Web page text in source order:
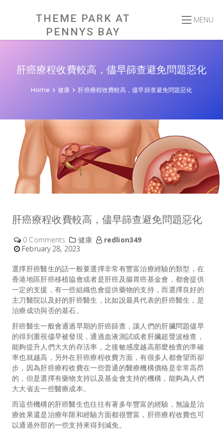
THEME PARK AT
PENNYS BAY
MENU
肝癌療程收費較高，儘早篩查避免問題惡化
Home 健康 肝癌療程收費較高，儘早篩查避免問題惡化
肝癌療程收費較高，儘早篩查避免問題惡化
0 Comments 健康
redlion349
February 28, 2023
選擇肝癌醫生的話一般要選擇非常有豐富治療經驗的類型，在
香港地區肝癌移植協會或者是肝癌及腸胃癌基金會，都會提供
一定的支援，有一些組織也會提供藥物的支持，而選擇良好的
主刀醫院以及好的肝癌醫生，比如說最具代表的肝癌醫生，是
治療成功與否的基石。
肝癌醫生一般會通過早期的肝癌篩查，讓人們的肝臟問題儘早
的得到重視儘早被發現，通過血液測試或者肝臟超聲波檢查，
能夠提升人們大大的存活率，之後敏感度越高那麼檢查的準確
率也就越高，另外在肝癌療程收費方面，有很多人都會望而卻
步，因為肝癌療程收費在一些普通的醫療機構價格是非常高昂
的，但是選擇有藥物支持以及基金會支持的機構，能夠為人們
大大省去一些醫療成本。
而這些機構的肝癌醫生也往往有著多年豐富的經驗，無論是治
療效果還是治療年限和經驗方面都很豐富，肝癌療程收費也可
以通過外部的一些支持來得到減免。